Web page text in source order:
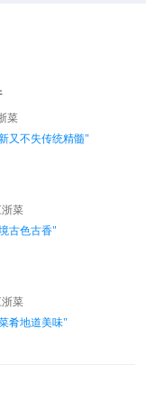
菜
又不失传统精髓"
菜
古色古香"
菜
肴地道美味"